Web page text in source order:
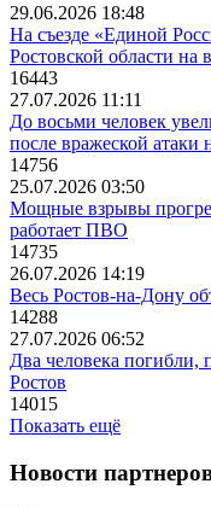
29.06.2026 18:48
На съезде «Единой
Ростовской области
16443
27.07.2026 11:11
До восьми человек
после вражеской атаки
14756
25.07.2026 03:50
Мощные взрывы
работает ПВО
14735
26.07.2026 14:19
Весь Ростов-на-Дону
14288
27.07.2026 06:52
Два человека погибли,
Ростов
14015
Показать ещё
Новости